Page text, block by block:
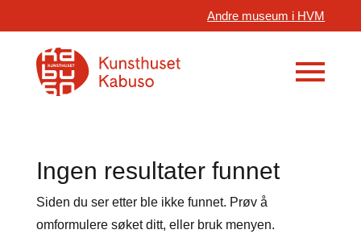
Andre museum i HVM
Ingen resultater funnet
Siden du ser etter ble ikke funnet. Prøv å
omformulere søket ditt, eller bruk menyen.